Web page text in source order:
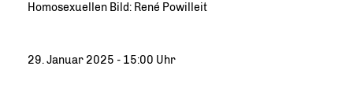
Homosexuellen Bild: René Powilleit
29. Januar 2025 - 15:00 Uhr